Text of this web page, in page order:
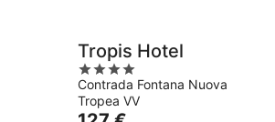
Tropis Hotel
4
out
of
Contrada Fontana Nuova
Tropea VV
Le